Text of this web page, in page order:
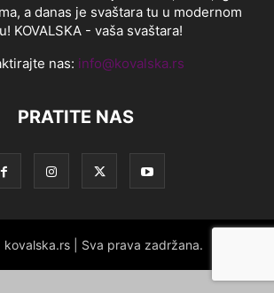
a danas je svaštara tu u modernom
KOVALSKA - vaša svaštara!
nas: info@kovalska.rs
PRATITE NAS
| Sva prava zadržana.